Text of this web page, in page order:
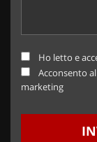
Ho letto e
Acconsento
marketing